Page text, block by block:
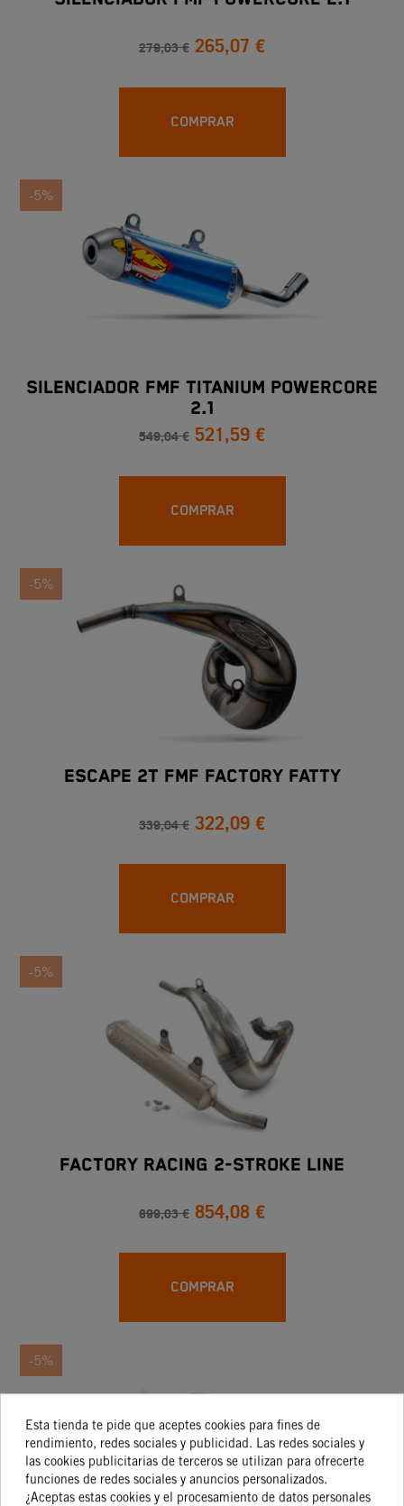
279,03 € 265,07 €
COMPRAR
-5%
SILENCIADOR FMF TITANIUM POWERCORE
2.1
549,04 € 521,59 €
COMPRAR
-5%
ESCAPE 2T FMF FACTORY FATTY
339,04 € 322,09 €
COMPRAR
-5%
FACTORY RACING 2-STROKE LINE
899,03 € 854,08 €
COMPRAR
-5%
Esta tienda te pide que aceptes cookies para fines de
rendimiento, redes sociales y publicidad. Las redes sociales y
las cookies publicitarias de terceros se utilizan para ofrecerte
funciones de redes sociales y anuncios personalizados.
¿Aceptas estas cookies y el procesamiento de datos personales